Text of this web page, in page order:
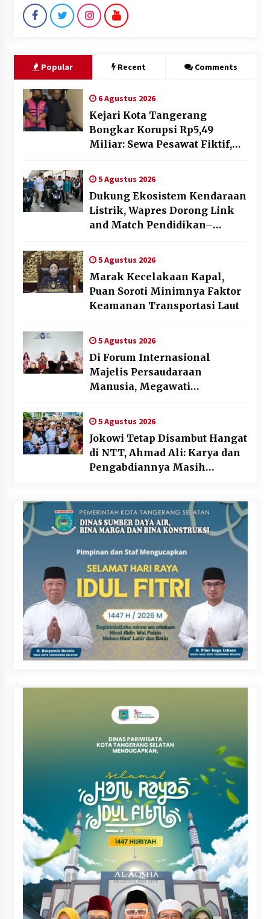
Popular Recent Comments
6 Agustus 2026
Kejari Kota Tangerang
Bongkar Korupsi Rp5,49
Miliar: Sewa Pesawat Fiktif,
Ditahan
5 Agustus 2026
Dukung Ekosistem Kendaraan
Listrik, Wapres Dorong Link
and Match Pendidikan–
5 Agustus 2026
Marak Kecelakaan Kapal,
Puan Soroti Minimnya Faktor
Keamanan Transportasi Laut
5 Agustus 2026
Di Forum Internasional
Majelis Persaudaraan
Manusia, Megawati
Kepemimpinan Perempuan
Bukan Dominasi, Tapi
Merawat Dan Merangkul
5 Agustus 2026
Jokowi Tetap Disambut Hangat
di NTT, Ahmad Ali: Karya dan
Pengabdiannya Masih